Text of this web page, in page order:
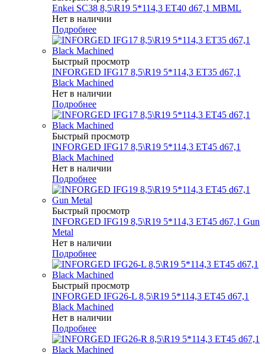
Enkei SC38 8,5\R19 5*114,3 ET40 d67,1 MBML
Нет в наличии
Подробнее
Быстрый просмотр
INFORGED IFG17 8,5\R19 5*114,3 ET35 d67,1
Black Machined
Нет в наличии
Подробнее
Быстрый просмотр
INFORGED IFG17 8,5\R19 5*114,3 ET45 d67,1
Black Machined
Нет в наличии
Подробнее
Быстрый просмотр
INFORGED IFG19 8,5\R19 5*114,3 ET45 d67,1 Gun
Metal
Нет в наличии
Подробнее
Быстрый просмотр
INFORGED IFG26-L 8,5\R19 5*114,3 ET45 d67,1
Black Machined
Нет в наличии
Подробнее